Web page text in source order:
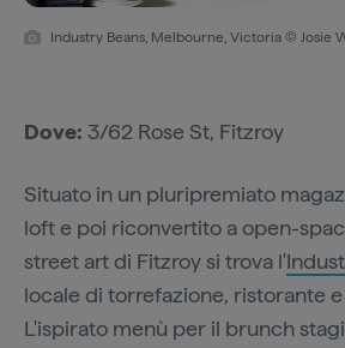
Industry Beans, Melbourne, Victoria © Josie
Dove: 3/62 Rose St, Fitzroy
Situato in un pluripremiato
loft e poi riconvertito a open-
street art di Fitzroy si trova l'
locale di torrefazione, ristorante
L'ispirato menù per il brunch